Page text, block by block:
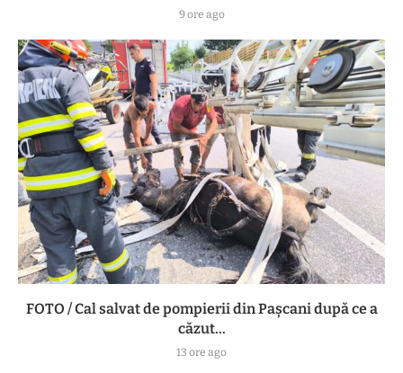
9 ore ago
FOTO / Cal salvat de pompierii din Pașcani după ce a
căzut...
13 ore ago